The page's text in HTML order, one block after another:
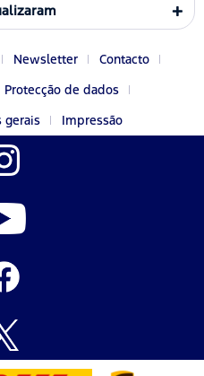
Newsletter
Contacto
Protecção de dados
gerais
Impressão